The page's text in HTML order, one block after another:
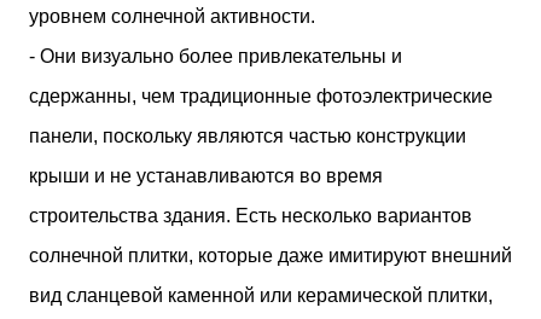
уровнем солнечной активности.
- Они визуально более привлекательны и
сдержанны, чем традиционные фотоэлектрические
панели, поскольку являются частью конструкции
крыши и не устанавливаются во время
строительства здания. Есть несколько вариантов
солнечной плитки, которые даже имитируют внешний
вид сланцевой каменной или керамической плитки,